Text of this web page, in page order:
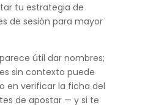
tu estrategia de
de sesión para mayor
útil dar nombres;
sin contexto puede
en verificar la ficha del
de apostar — y si te